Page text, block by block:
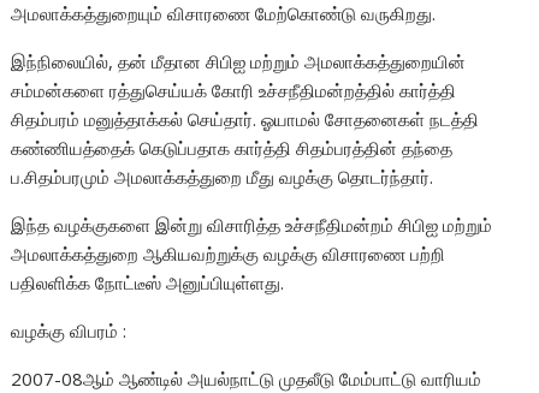
அமலாக்கத்துறையும் விசாரணை மேற்கொண்டு வருகிறது.
இந்நிலையில், தன் மீதான சிபிஐ மற்றும் அமலாக்கத்துறையின்
சம்மன்களை ரத்துசெய்யக் கோரி உச்சநீதிமன்றத்தில் கார்த்தி
சிதம்பரம் மனுத்தாக்கல் செய்தார். ஓயாமல் சோதனைகள் நடத்தி
கண்ணியத்தைக் கெடுப்பதாக கார்த்தி சிதம்பரத்தின் தந்தை
ப.சிதம்பரமும் அமலாக்கத்துறை மீது வழக்கு தொடர்ந்தார்.
இந்த வழக்குகளை இன்று விசாரித்த உச்சநீதிமன்றம் சிபிஐ மற்றும்
அமலாக்கத்துறை ஆகியவற்றுக்கு வழக்கு விசாரணை பற்றி
பதிலளிக்க நோட்டீஸ் அனுப்பியுள்ளது.
வழக்கு விபரம் :
2007-08ஆம் ஆண்டில் அயல்நாட்டு முதலீடு மேம்பாட்டு வாரியம்